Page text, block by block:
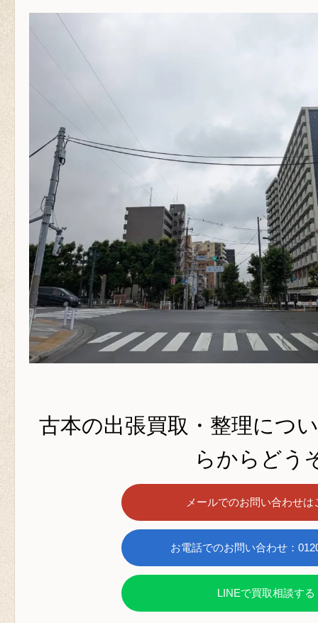
古本の出張買取・整理につ
らからどう
メールでのお問い合わせは
お電話でのお問い合わせ：
LINEで買取相談する